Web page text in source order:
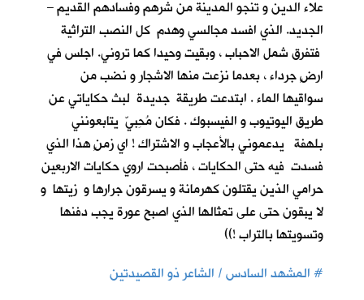
علاء الدين و تنجو المدينة من شرهم وفسادهم القديم –
الجديد. الذي افسد مجالسي وهدم كل النصب التراثية
فتفرق شمل الاحباب ، وبقيت وحيدا كما تروني. اجلس في
ارضٍ جرداء ، بعدما نزعت منها الاشجار و نضب من
سواقيها الماء . ابتدعت طريقة جديدة لبث حكاياتي عن
طريق اليوتيوب و الفيسبوك . فكان مُحِبيّ يتابعونني
بلهفة يدعموني بالأعجاب و الاشتراك ! اي زمنٍ هذا الذي
فسدت فيه حتى الحكايات ، فأصبحت اروي حكايات الاربعين
حرامي الذين يقتلون كهرمانة و يسرقون جرارها و زيتها و
لا يبقون حتى على تمثالها الذي اصبح عورة يجب دفنها
وتسويتها بالتراب !))
#المشهد السادس / الشاعر ذو القصيدتين